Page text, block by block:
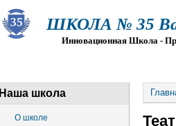
ШКОЛА № 35
Инновационная Школа -
Наша школа
О школе